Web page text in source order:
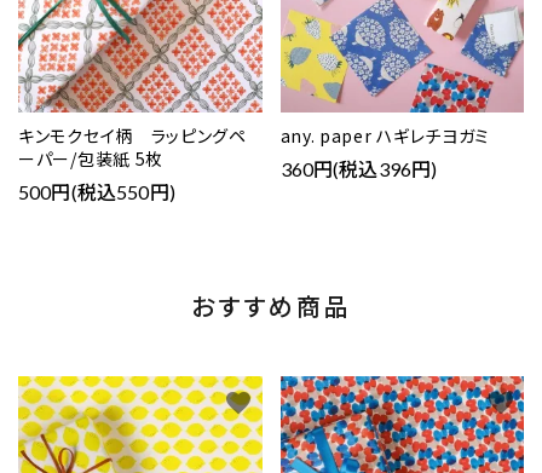
キンモクセイ柄 ラッピングペ
ーパー/包装紙 5枚
500円(税込550円)
any. paper ハギレチヨガミ
360円(税込396円)
おすすめ商品
favorite favorite